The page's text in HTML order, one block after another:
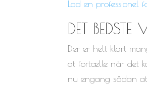
Lad en professionel
DET BEDSTE
Der er helt klart
at fortælle når det
nu engang sådan